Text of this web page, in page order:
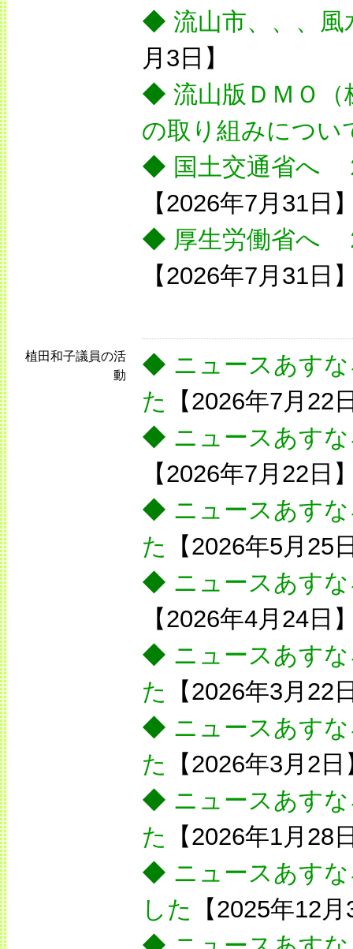
◆ 流山市、、、
月3日】
◆ 流山版ＤＭＯ
の取り組みについ
◆ 国土交通省へ
【2026年7月31日
◆ 厚生労働省へ
【2026年7月31日
植田和子議員の活
動
◆ ニュースあす
た
【2026年7月22
◆ ニュースあす
【2026年7月22日
◆ ニュースあす
た
【2026年5月25
◆ ニュースあす
【2026年4月24日
◆ ニュースあす
た
【2026年3月22
◆ ニュースあす
た
【2026年3月2日
◆ ニュースあす
た
【2026年1月28
◆ ニュースあす
した
【2025年12